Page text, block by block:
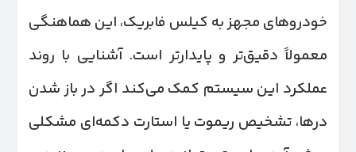
خودروهای مجهز به کیلس فابریک، این هماهنگی
معمولاً دقیق‌تر و پایدارتر است. آشنایی با روند
عملکرد این سیستم کمک می‌کند اگر در باز شدن
درها، تشخیص ریموت یا استارت دکمه‌ای مشکلی